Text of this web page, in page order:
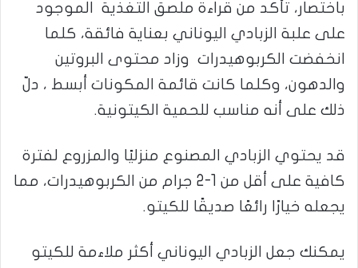
باختصار، تأكد من قراءة ملصق التغذية الموجود
على علبة الزبادي اليوناني بعناية فائقة، كلما
انخفضت الكربوهيدرات وزاد محتوى البروتين
والدهون، وكلما كانت قائمة المكونات أبسط ، دلّ
ذلك على أنه مناسب للحمية الكيتونية.
قد يحتوي الزبادي المصنوع منزليًا والمزروع لفترة
كافية على أقل من 1-2 جرام من الكربوهيدرات، مما
يجعله خيارًا رائعًا صديقًا للكيتو.
يمكنك جعل الزبادي اليوناني أكثر ملاءمة للكيتو